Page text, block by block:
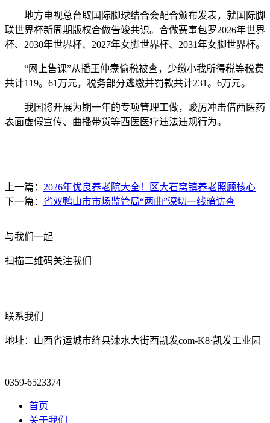
地方电视总台取国际脚球结合会配合颁布发表，就国际脚
联世界杯新周期版权合做告竣共识。合做赛事包罗2026年世界
杯、2030年世界杯、2027年女脚世界杯、2031年女脚世界杯。
“网上售课”从播王仲焘偷税被查，少缴小我所得税等税费
共计119。61万元，税务部分逃缴并罚款共计231。6万元。
我国将开展为期一年的专项管理工做，峻厉冲击借西医药
表面虚假宣传、曲播带货等西医医疗违法违规行为。
上一篇： 2026年优良养老院大全！区大石窝镇养老照顾核心
下一篇： 省双鸭山市市场监管局“两曲”深切一线暗访查
与我们一起
扫描二维码关注我们
联系我们
地址：山西省运城市绛县涑水大街西凯发com-K8·凯发工业园
0359-6523374
首页
关于我们